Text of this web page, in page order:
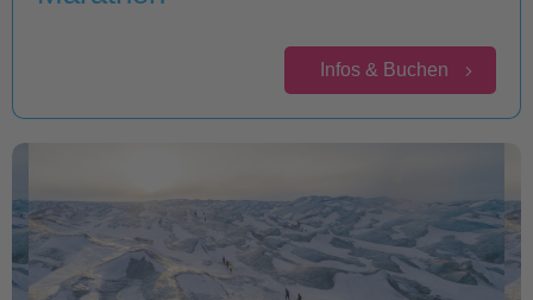
Infos & Buchen